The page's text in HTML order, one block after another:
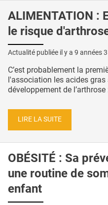
ALIMENTATION :
le risque
Actualité publiée il y a 9 années
C’est probablement la
l'association les acides
développement de
LIRE LA SUITE
OBÉSITÉ : Sa
une routine de
enfant